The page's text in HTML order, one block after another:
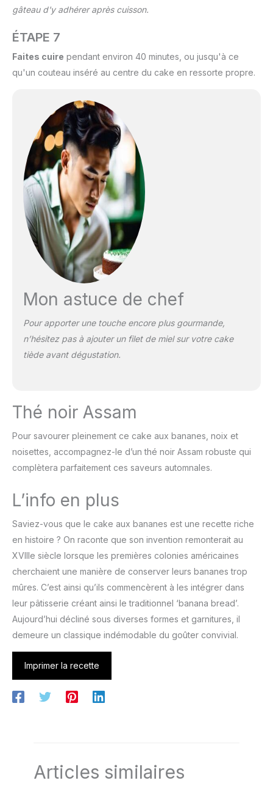
gâteau d'y adhérer après cuisson.
ÉTAPE 7
Faites cuire pendant environ 40 minutes, ou jusqu'à ce
qu'un couteau inséré au centre du cake en ressorte propre.
Mon astuce de chef
Pour apporter une touche encore plus gourmande,
n’hésitez pas à ajouter un filet de miel sur votre cake
tiède avant dégustation.
Thé noir Assam
Pour savourer pleinement ce cake aux bananes, noix et
noisettes, accompagnez-le d’un thé noir Assam robuste qui
complètera parfaitement ces saveurs automnales.
L’info en plus
Saviez-vous que le cake aux bananes est une recette riche
en histoire ? On raconte que son invention remonterait au
XVIIIe siècle lorsque les premières colonies américaines
cherchaient une manière de conserver leurs bananes trop
mûres. C’est ainsi qu’ils commencèrent à les intégrer dans
leur pâtisserie créant ainsi le traditionnel ‘banana bread’.
Aujourd’hui décliné sous diverses formes et garnitures, il
demeure un classique indémodable du goûter convivial.
Imprimer la recette
Articles similaires